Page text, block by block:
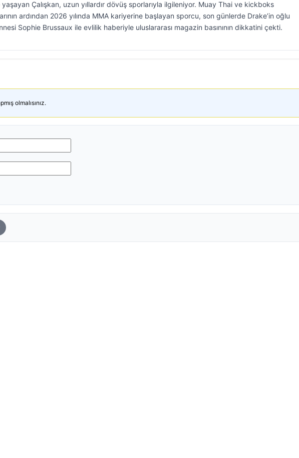
Çalışkan, uzun yıllardır dövüş sporlarıyla ilgileniyor. Muay Thai ve kickboks
ardından 2026 yılında MMA kariyerine başlayan sporcu, son günlerde Drake’in oğlu
Sophie Brussaux ile evlilik haberiyle uluslararası magazin basınının dikkatini çekti.
olmalısınız.